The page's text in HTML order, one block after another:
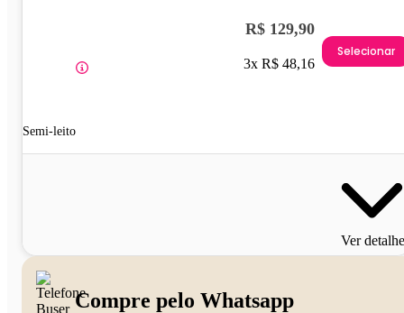
Semi-leito
R$ 129,90
3x R$ 48,16
Selecionar
Ver
Compre pelo Whatsapp